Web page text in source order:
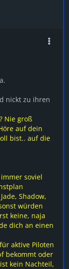
nickt zu ihren
Nie groß
auf dein
bist.. auf die
soviel
Shadow,
würden
keine, naja
dich an einen
aktive Piloten
bekommt oder
kein Nachteil,